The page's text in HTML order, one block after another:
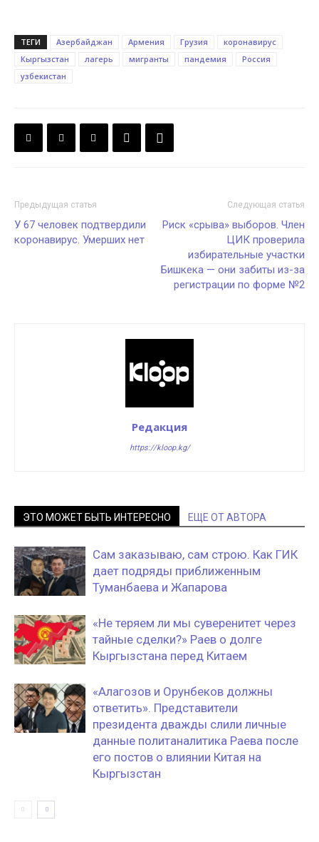
ТЕГИ Азербайджан Армения Грузия
коронавирус
Кыргызстан
лагерь мигранты пандемия
Россия
узбекистан
Предыдущая статья
У 67 человек подтвердили
коронавирус. Умерших нет
Следующая статья
Риск «срыва» выборов. Член
ЦИК проверила
избирательные участки
Бишкека — они забиты из-за
регистрации по форме №2
Редакция
https://kloop.kg/
ЭТО МОЖЕТ БЫТЬ ИНТЕРЕСНО ЕЩЕ ОТ АВТОРА
Сам заказываю, сам строю. Как ГИК
дает подряды приближенным
Туманбаева и Жапарова
«Не теряем ли мы суверенитет через
тайные сделки?» Раев о долге
Кыргызстана перед Китаем
«Алагозов и Орунбеков должны
ответить». Представители
президента дважды слили личные
данные политаналитика Раева после
его постов о влиянии Китая на
Кыргызстан